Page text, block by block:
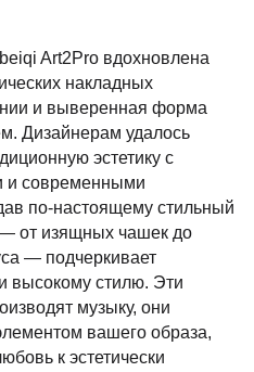
Art2Pro вдохновлена
накладных
и выверенная форма
Дизайнерам удалось
эстетику с
и современными
по-настоящему стильный
— от изящных чашек до
— подчеркивает
высокому стилю. Эти
музыку, они
вашего образа,
к эстетически